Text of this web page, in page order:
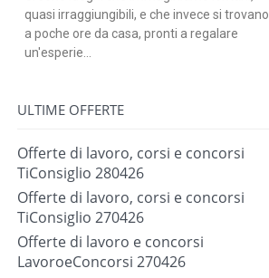
quasi irraggiungibili, e che invece si trovano
a poche ore da casa, pronti a regalare
un'esperie...
ULTIME OFFERTE
Offerte di lavoro, corsi e concorsi
TiConsiglio 280426
Offerte di lavoro, corsi e concorsi
TiConsiglio 270426
Offerte di lavoro e concorsi
LavoroeConcorsi 270426